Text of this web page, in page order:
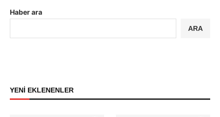
Haber ara
ARA
YENİ EKLENENLER